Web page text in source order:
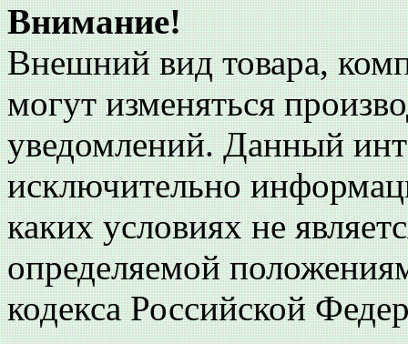
Внимание!
Внешний вид товара,
могут изменяться
уведомлений. Данный
исключительно
каких условиях не
определяемой
кодекса Российской